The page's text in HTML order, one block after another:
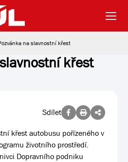
na slavnostní křest
křest
Sdílet
křest autobusu pořízeného v
životního prostředí.
Dopravního podniku